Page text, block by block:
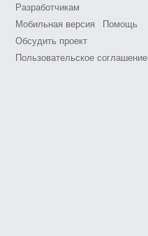
Разработчикам
Мобильная версия
Помощь
Обсудить проект
Пользовательское соглашение